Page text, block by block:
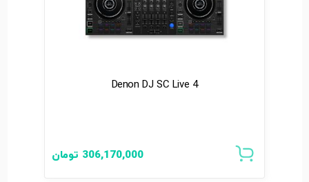
Denon DJ SC Live 4
306,170,000 تومان